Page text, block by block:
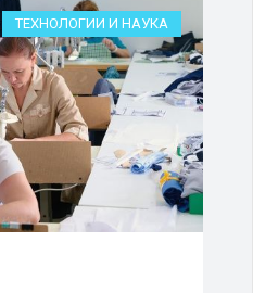
ТЕХНОЛОГИИ И НАУКА